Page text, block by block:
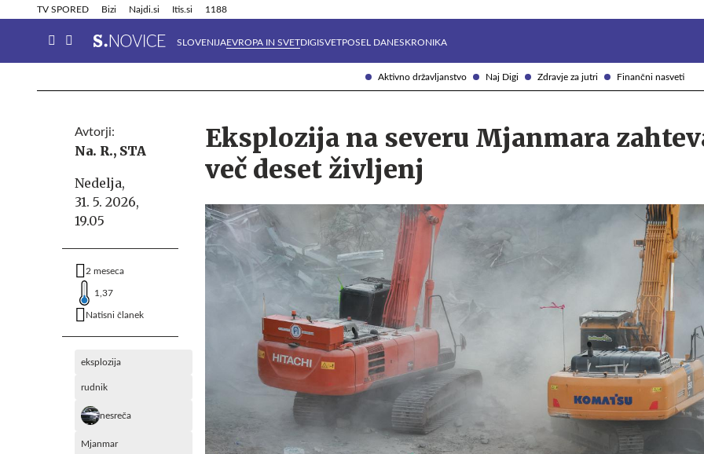
Aktivno državljanstvo Naj Digi Zdravje za jutri Finančni nasveti
TV SPORED Bizi Najdi.si Itis.si 1188
SLOVENIJAEVROPA IN SVETDIGISVETPOSEL DANESKRONIKA
Info in obvestila Tehnik
Avtorji:
Na. R., STA
Nedelja,
31. 5. 2026,
19.05
2 meseca
1,37
Natisni članek
eksplozija
rudnik
nesreča
Mjanmar
Eksplozija na severu Mjanmara
več deset življenj